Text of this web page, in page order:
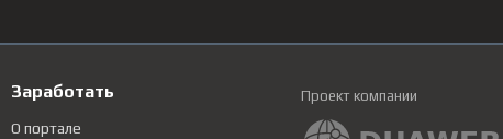
Заработать
О портале
Проект компании